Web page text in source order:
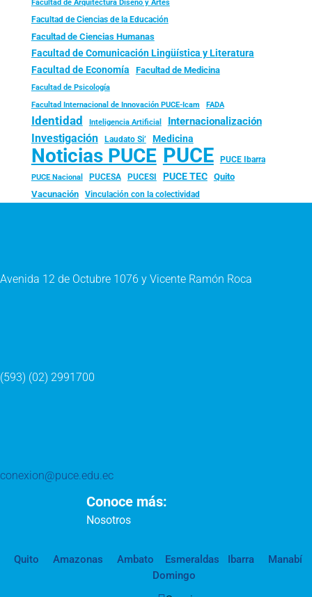
Facultad de Arquitectura Diseño y Artes
Facultad de Ciencias de la Educación
Facultad de Ciencias Humanas
Facultad de Comunicación Lingüística y Literatura
Facultad de Economía Facultad de Medicina
Facultad de Psicología
Facultad Internacional de Innovación PUCE-Icam FADA
Identidad Inteligencia Artificial Internacionalización
Investigación Laudato Si’ Medicina
Noticias PUCE PUCE PUCE Ibarra
PUCE Nacional PUCESA PUCESI PUCE TEC
Quito
Vacunación
Vinculación con la colectividad
Avenida 12 de Octubre 1076 y Vicente Ramón Roca
(593) (02) 2991700
conexion@puce.edu.ec
Conoce más:
Nosotros
Quito Amazonas Ambato Esmeraldas Ibarra
Manabí
Domingo